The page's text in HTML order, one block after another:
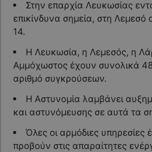
Στην επαρχία Λευκωσίας
επικίνδυνα σημεία, στη
14.
Η Λευκωσία, η Λεμεσός, η
Αμμόχωστος έχουν συνολικά
αριθμό συγκρούσεων.
Η Αστυνομία λαμβάνει
και αστυνόμευσης σε αυτά τα
Όλες οι αρμόδιες υπηρεσίες
προβούν στις απαραίτητες